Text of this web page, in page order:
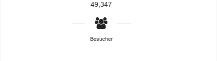
49,347
Besucher